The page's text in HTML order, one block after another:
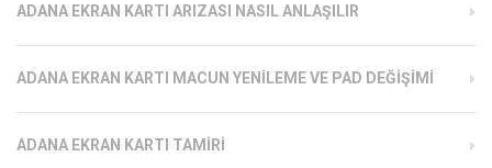
ADANA EKRAN KARTI ARIZASI NASIL ANLAŞILIR
ADANA EKRAN KARTI MACUN YENILEME VE PAD DEĞIŞIMI
ADANA EKRAN KARTI TAMIRI